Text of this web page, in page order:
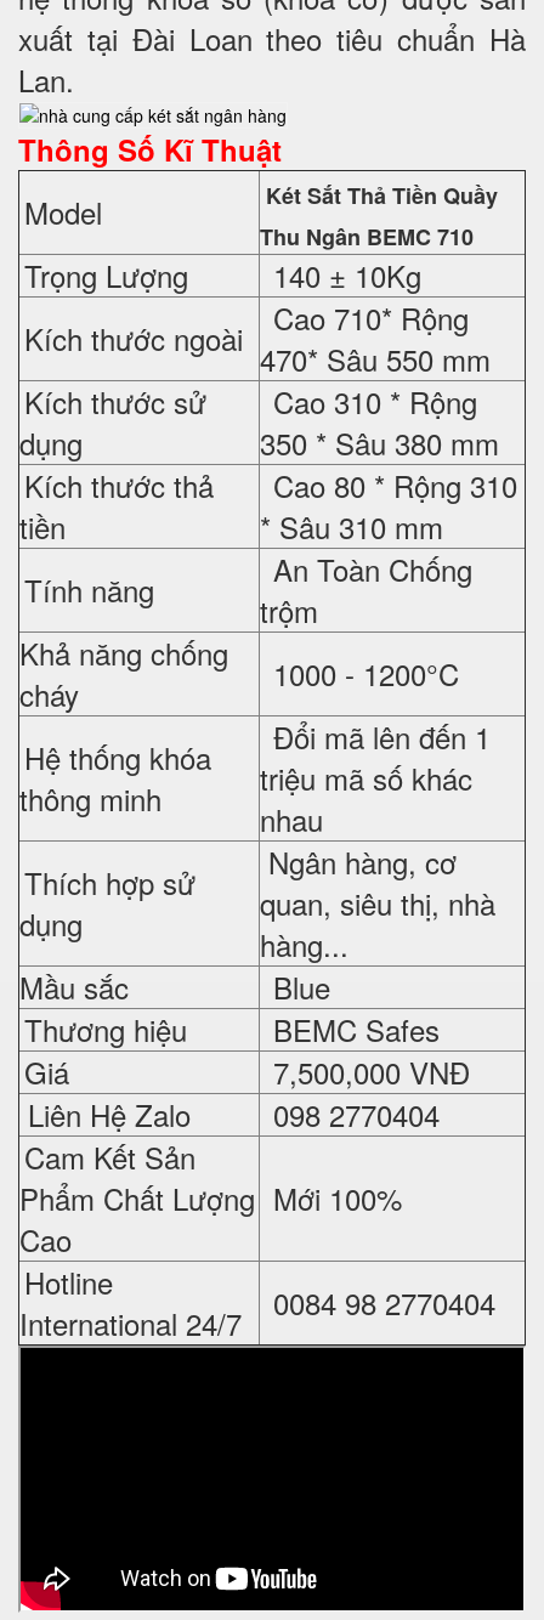
xuất tại Đài Loan theo tiêu chuẩn Hà
Lan.
Thông Số Kĩ Thuật
Model
Két Sắt Thả Tiền Quầy
Thu Ngân BEMC 710
Trọng Lượng
140 ± 10Kg
Kích thước ngoài
Cao 710* Rộng
470* Sâu 550 mm
Kích thước sử
dụng
Cao 310 * Rộng
350 * Sâu 380 mm
Kích thước thả
tiền
Cao 80 * Rộng 310
* Sâu 310 mm
Tính năng
An Toàn Chống
trộm
Khả năng chống
cháy
1000 - 1200°C
Hệ thống khóa
thông minh
Đổi mã lên đến 1
triệu mã số khác
nhau
Thích hợp sử
dụng
Ngân hàng, cơ
quan, siêu thị, nhà
hàng...
Mầu sắc
Blue
Thương hiệu
BEMC Safes
Giá
7,500,000 VNĐ
Liên Hệ Zalo
098 2770404
Cam Kết Sản
Phẩm Chất Lượng
Cao
Mới 100%
Hotline
International 24/7
0084 98 2770404